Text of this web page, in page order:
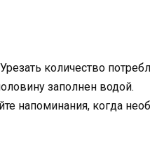
количество
заполнен водой.
напоминания, когда